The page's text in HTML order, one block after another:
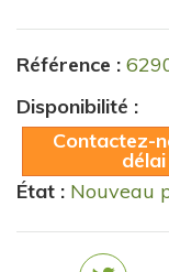
Référence :
Disponibilité :
Contactez-
État : Nouveau